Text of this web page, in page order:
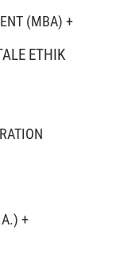
(MBA) +
ETHIK
+